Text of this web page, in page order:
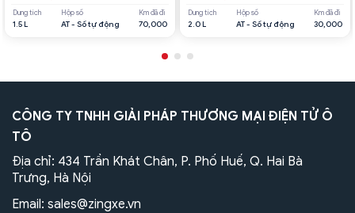
Dung tích
1.5 L
Hộp số
AT - Số tự động
Km đã đi
70,000
Dung tích
2.0 L
Hộp số
AT - Số tự động
Km đã đi
30,000
CÔNG TY TNHH GIẢI PHÁP THƯƠNG MẠI ĐIỆN TỬ Ô
TÔ
Địa chỉ: 434 Trần Khát Chân, P. Phố Huế, Q. Hai Bà
Trưng, Hà Nội
Email: sales@zingxe.vn